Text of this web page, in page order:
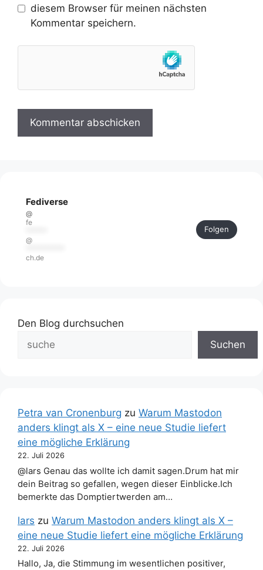
diesem Browser für meinen nächsten
Kommentar speichern.
Fediverse
@
fe
@
ch.de
Folgen
Den Blog durchsuchen
Suchen
Petra van Cronenburg zu Warum Mastodon
anders klingt als X – eine neue Studie liefert
eine mögliche Erklärung
22. Juli 2026
@lars Genau das wollte ich damit sagen.Drum hat mir
dein Beitrag so gefallen, wegen dieser Einblicke.Ich
bemerkte das Domptiertwerden am…
lars zu Warum Mastodon anders klingt als X –
eine neue Studie liefert eine mögliche Erklärung
22. Juli 2026
Hallo, Ja, die Stimmung im wesentlichen positiver,